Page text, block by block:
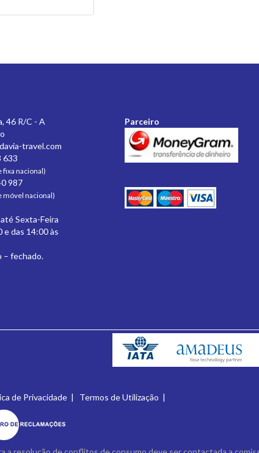
46 R/C - A
travel.com
633
fixa nacional)
987
móvel nacional)
Sexta-Feira
e das 14:00 às
– fechado.
Parceiro
de Privacidade | Termos de Utilização |